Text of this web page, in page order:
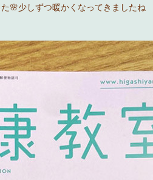
🌸少しずつ暖かくなってきましたね